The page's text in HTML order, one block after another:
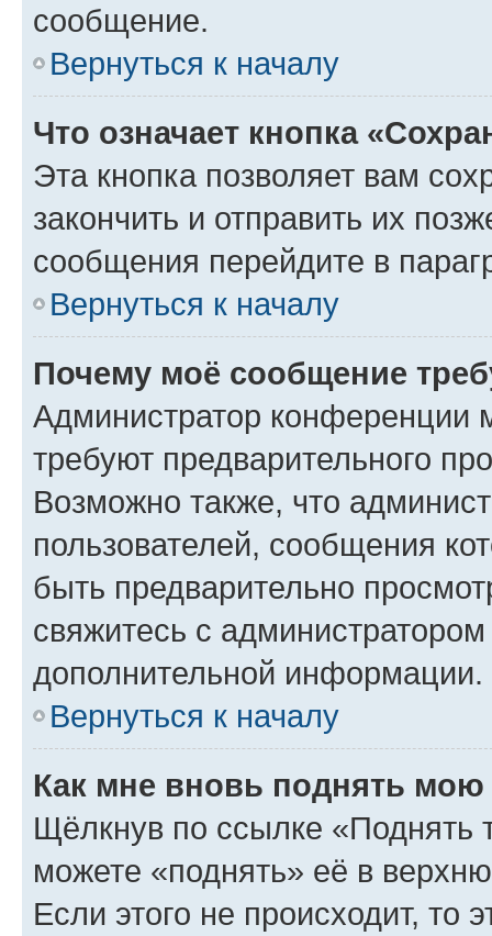
сообщение.
Вернуться к началу
Что означает кнопка
Эта кнопка позволяет вам
закончить и отправить их
сообщения перейдите в
Вернуться к началу
Почему моё сообщение
Администратор конференции
требуют предварительного
Возможно также, что
пользователей, сообщения
быть предварительно
свяжитесь с
дополнительной информации.
Вернуться к началу
Как мне вновь поднять мою
Щёлкнув по ссылке «Поднять
можете «поднять» её в
Если этого не происходит, то